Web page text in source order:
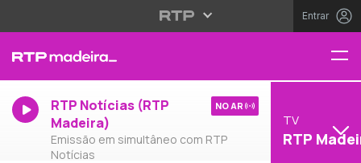
Entrar
RTP Notícias (RTP
Madeira)
Emissão em simultâneo com RTP
Notícias
NO AR
TV
RTP